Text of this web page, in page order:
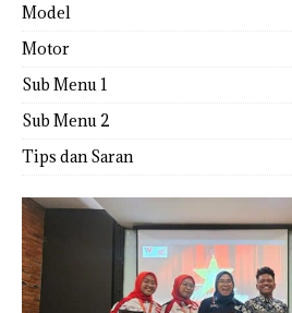
Model
Motor
Sub Menu 1
Sub Menu 2
Tips dan Saran